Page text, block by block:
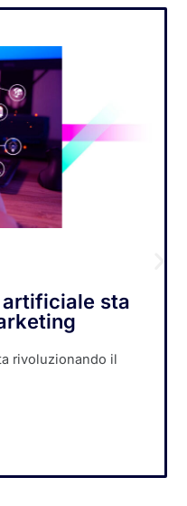
artificiale sta
rivoluzionando il